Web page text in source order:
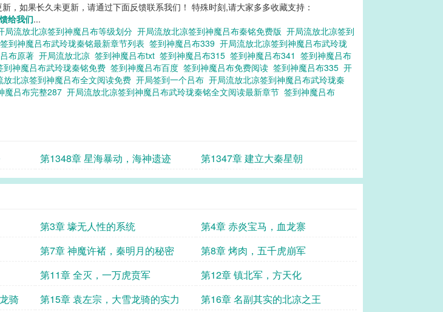
，如果长久未更新，请通过下面反馈联系我们！ 特殊时刻,请大家多多收藏支持：
给我们...
局流放北凉签到神魔吕布等级划分 开局流放北凉签到神魔吕布秦铭免费版 开局流放北凉签到
到神魔吕布武玲珑秦铭最新章节列表 签到神魔吕布339 开局流放北凉签到神魔吕布武玲珑
布原著 开局流放北凉 签到神魔吕布txt 签到神魔吕布315 签到神魔吕布341 签到神魔吕布
到神魔吕布武玲珑秦铭免费 签到神魔吕布百度 签到神魔吕布免费阅读 签到神魔吕布335 开
放北凉签到神魔吕布全文阅读免费 开局签到一个吕布 开局流放北凉签到神魔吕布武玲珑秦
魔吕布完整287 开局流放北凉签到神魔吕布武玲珑秦铭全文阅读最新章节 签到神魔吕布
第1348章 星海暴动，海神遗迹 第1347章 建立大秦星朝
第3章 壕无人性的系统
第4章 赤炎宝马，血龙寨
第7章 神魔许褚，秦明月的秘密
第8章 烤肉，五千虎崩军
第11章 全灭，一万虎贲军
第12章 镇北军，方天化
骑 第15章 袁左宗，大雪龙骑的实力
第16章 名副其实的北凉之王